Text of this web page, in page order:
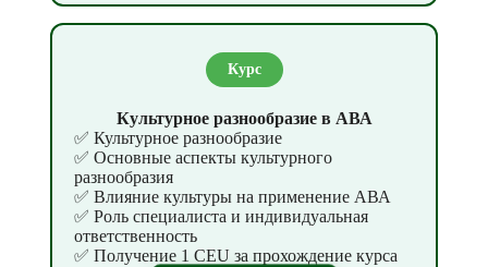
Курс
Культурное разнообразие в АВА
✅ Культурное разнообразие
✅ Основные аспекты культурного
разнообразия
✅ Влияние культуры на применение АВА
✅ Роль специалиста и индивидуальная
ответственность
✅ Получение 1 CEU за прохождение курса